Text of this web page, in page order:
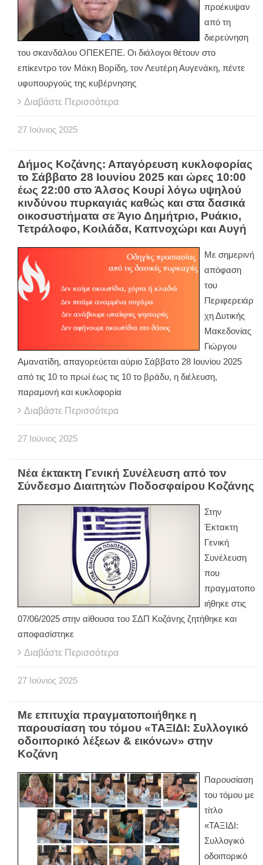
προέκυψαν
από τη
διερεύνηση
του σκανδάλου ΟΠΕΚΕΠΕ. Οι διάλογοι θέτουν στο
επίκεντρο τον Μάκη Βορίδη, τον Λευτέρη Αυγενάκη, πέντε
υφυπουργούς της κυβέρνησης
Διαβάστε Περισσότερα
27 Ιούνιος 2025
Δήμος Κοζάνης: Απαγόρευση κυκλοφορίας
το Σάββατο 28 Ιουνίου 2025 και ώρες 10:00
έως 22:00 στο Άλσος Κουρί λόγω υψηλού
κινδύνου πυρκαγιάς καθώς και στα δασικά
οικοσυστήματα σε Άγιο Δημήτριο, Ρυάκιο,
Τετράλοφο, Κοιλάδα, Καπνοχώρι και Αυγή
Με σημερινή
απόφαση
του
Περιφερειάρ
χη Δυτικής
Μακεδονίας
Γιώργου
Αμανατίδη, απαγορεύεται αύριο Σάββατο 28 Ιουνίου 2025
από τις 10 το πρωί έως τις 10 το βράδυ, η διέλευση,
παραμονή και κυκλοφορία
Διαβάστε Περισσότερα
27 Ιούνιος 2025
Νέα έκτακτη Γενική Συνέλευση από τον
Σύνδεσμο Διαιτητών Ποδοσφαίρου Κοζάνης
Στην
Έκτακτη
Γενική
Συνέλευση
που
πραγματοπο
ιήθηκε στις
07/06/2025 στην αίθουσα του ΣΔΠ Κοζάνης ζητήθηκε και
αποφασίστηκε
Διαβάστε Περισσότερα
27 Ιούνιος 2025
Με επιτυχία πραγματοποιήθηκε η
παρουσίαση του τόμου «ΤΑΞΙΔΙ: Συλλογικό
οδοιπορικό λέξεων & εικόνων» στην
Κοζάνη
Παρουσίαση
του τόμου με
τίτλο
«ΤΑΞΙΔΙ:
Συλλογικό
οδοιπορικό